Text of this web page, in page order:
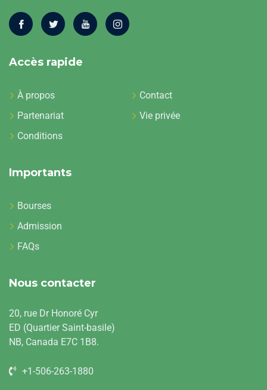
Accès rapide
À propos
Contact
Partenariat
Vie privée
Conditions
Importants
Bourses
Admission
FAQs
Nous contacter
20, rue Dr Honoré Cyr
ED (Quartier Saint-basile)
NB, Canada E7C 1B8.
+1-506-263-1880